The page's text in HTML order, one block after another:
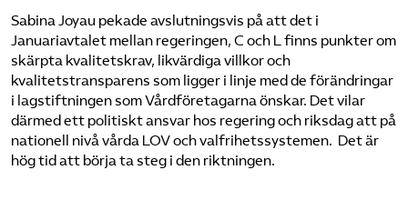
Sabina Joyau pekade avslutningsvis på att det i
Januariavtalet mellan regeringen, C och L finns punkter om
skärpta kvalitetskrav, likvärdiga villkor och
kvalitetstransparens som ligger i linje med de förändringar
i lagstiftningen som Vårdföretagarna önskar. Det vilar
därmed ett politiskt ansvar hos regering och riksdag att på
nationell nivå vårda LOV och valfrihetssystemen. Det är
hög tid att börja ta steg i den riktningen.